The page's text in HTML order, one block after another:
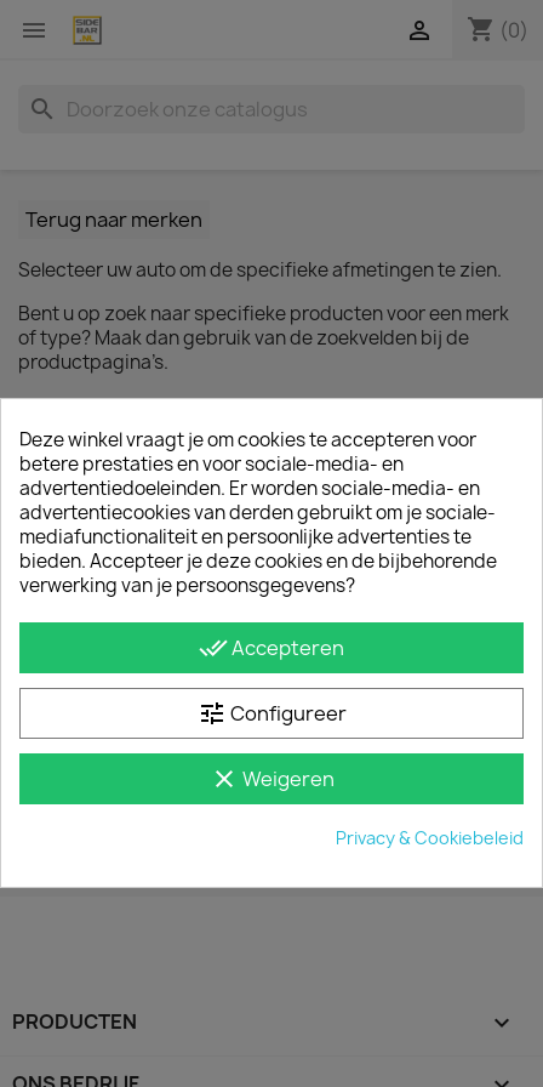
 shopping_cart (0)

search
Terug naar merken
Selecteer uw auto om de specifieke afmetingen te zien.
Bent u op zoek naar specifieke producten voor een merk
of type? Maak dan gebruik van de zoekvelden bij de
productpagina’s.
Opel
COMBO VIVARO
PRODUCTEN 
Deze winkel vraagt je om cookies te accepteren voor
betere prestaties en voor sociale-media- en
advertentiedoeleinden. Er worden sociale-media- en
advertentiecookies van derden gebruikt om je sociale-
mediafunctionaliteit en persoonlijke advertenties te
bieden. Accepteer je deze cookies en de bijbehorende
verwerking van je persoonsgegevens?
done_allAccepteren
tune Configureer
clear Weigeren
Privacy & Cookiebeleid